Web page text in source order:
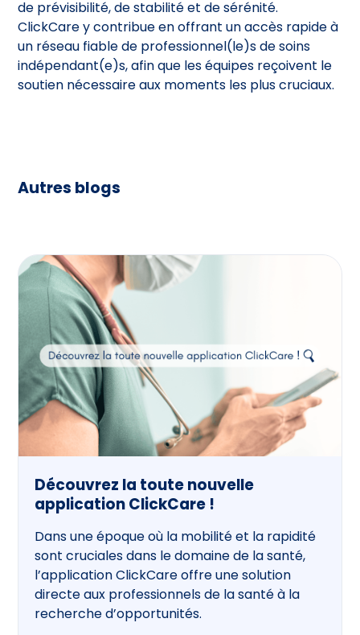
de prévisibilité, de stabilité et de sérénité.
ClickCare y contribue en offrant un accès rapide à
un réseau fiable de professionnel(le)s de soins
indépendant(e)s, afin que les équipes reçoivent le
soutien nécessaire aux moments les plus cruciaux.
Autres blogs
Découvrez la toute nouvelle
application ClickCare !
Dans une époque où la mobilité et la rapidité
sont cruciales dans le domaine de la santé,
l’application ClickCare offre une solution
directe aux professionnels de la santé à la
recherche d’opportunités.